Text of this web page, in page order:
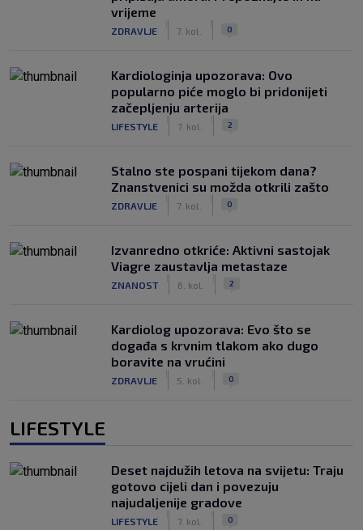
vrijeme
ZDRAVLJE 7. kol. 0
Kardiologinja upozorava: Ovo
popularno piće moglo bi pridonijeti
začepljenju arterija
LIFESTYLE 7. kol. 2
Stalno ste pospani tijekom dana?
Znanstvenici su možda otkrili zašto
ZDRAVLJE 7. kol. 0
Izvanredno otkriće: Aktivni sastojak
Viagre zaustavlja metastaze
ZNANOST 6. kol. 2
Kardiolog upozorava: Evo što se
događa s krvnim tlakom ako dugo
boravite na vrućini
ZDRAVLJE 5. kol. 0
LIFESTYLE
Deset najdužih letova na svijetu: Traju
gotovo cijeli dan i povezuju
najudaljenije gradove
LIFESTYLE 7. kol. 0